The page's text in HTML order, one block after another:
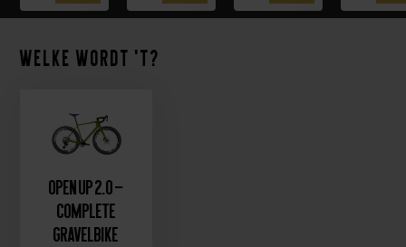
Welke wordt 't?
OPEN UP 2.0 –
Complete
Gravelbike